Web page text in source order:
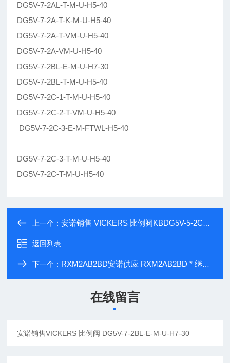
DG5V-7-2AL-T-M-U-H5-40
DG5V-7-2A-T-K-M-U-H5-40
DG5V-7-2A-T-VM-U-H5-40
DG5V-7-2A-VM-U-H5-40
DG5V-7-2BL-E-M-U-H7-30
DG5V-7-2BL-T-M-U-H5-40
DG5V-7-2C-1-T-M-U-H5-40
DG5V-7-2C-2-T-VM-U-H5-40
DG5V-7-2C-3-E-M-FTWL-H5-40
DG5V-7-2C-3-T-M-U-H5-40
DG5V-7-2C-T-M-U-H5-40
上一个：安诺销售 VICKERS 比例阀KBDG5V-5-2C90N-T-H-M1-PE7-H1-10
返回列表
下一个： RXM2AB2BD安诺供应 RXM2AB2BD * 继电器
在线留言